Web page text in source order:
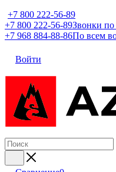
+7 800 222-56-89
+7 800 222-56-89Звонки
+7 968 884-88-86По всем
Войти